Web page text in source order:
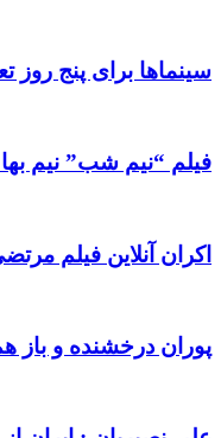
سینماها برای پنج‌ روز
فیلم “نیم شب” نیم
اکران آنلاین فیلم
پوران درخشنده و باز